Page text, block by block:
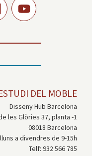
DEL MOBLE
Disseny Hub Barcelona
les Glòries 37, planta -1
08018 Barcelona
a divendres de 9-15h
Telf: 932 566 785